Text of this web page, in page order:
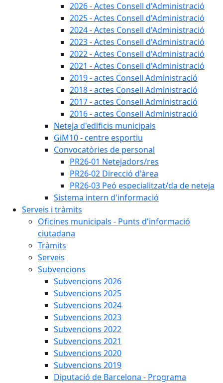
2026 - Actes Consell d'Administració
2025 - Actes Consell d'Administració
2024 - Actes Consell d'Administració
2023 - Actes Consell d'Administració
2022 - Actes Consell d'Administració
2021 - Actes Consell d'Administració
2019 - actes Consell Administració
2018 - actes Consell Administració
2017 - actes Consell Administració
2016 - actes Consell Administració
Neteja d'edificis municipals
GiM10 - centre esportiu
Convocatòries de personal
PR26-01 Netejadors/res
PR26-02 Direcció d'àrea
PR26-03 Peó especialitzat/da de neteja
Sistema intern d'informació
Serveis i tràmits
Oficines municipals - Punts d'informació
ciutadana
Tràmits
Serveis
Subvencions
Subvencions 2026
Subvencions 2025
Subvencions 2024
Subvencions 2023
Subvencions 2022
Subvencions 2021
Subvencions 2020
Subvencions 2019
Diputació de Barcelona - Programa